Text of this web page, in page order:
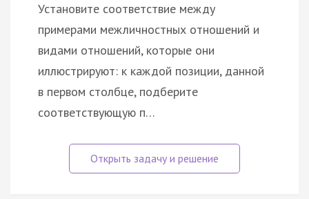
Установите соответствие между
примерами межличностных отношений и
видами отношений, которые они
иллюстрируют: к каждой позиции, данной
в первом столбце, подберите
соответствующую п…